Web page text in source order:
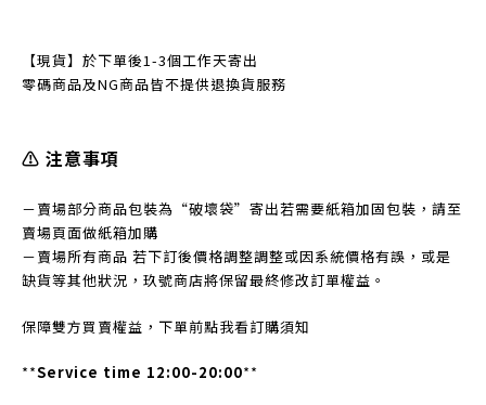
【現貨】於下單後1-3個工作天寄出
零碼商品及NG商品皆不提供退換貨服務
⚠️ 注意事項
－賣場部分商品包裝為“破壞袋”寄出若需要紙箱加固包裝，請至
賣場頁面做紙箱加購
－賣場所有商品 若下訂後價格調整調整或因系統價格有誤，或是
缺貨等其他狀況，玖號商店將保留最終修改訂單權益。
保障雙方買賣權益，下單前點我看訂購須知
**Service time 12:00-20:00**